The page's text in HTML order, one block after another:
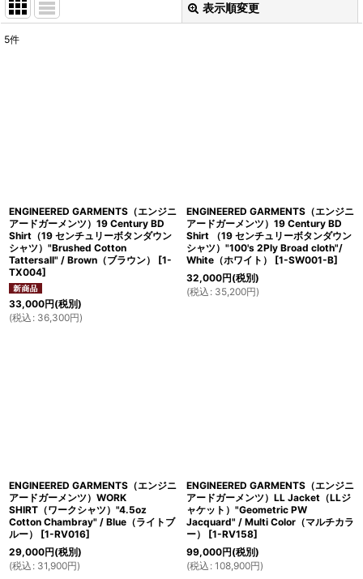
表示順変更
5件
ENGINEERED GARMENTS（エンジニ
アードガーメンツ）19 Century BD
Shirt（19 センチュリーボタンダウン
シャツ）"Brushed Cotton
Tattersall" / Brown（ブラウン）
[1-
TX004]
33,000円(税別)
(税込 : 36,300円)
ENGINEERED GARMENTS（エンジニ
アードガーメンツ）19 Century BD
Shirt （19 センチュリーボタンダウン
シャツ）"100's 2Ply Broad cloth"/
White（ホワイト）
[1-SW001-B]
32,000円(税別)
(税込 : 35,200円)
ENGINEERED GARMENTS（エンジニ
アードガーメンツ）WORK
SHIRT（ワークシャツ）"4.5oz
Cotton Chambray" / Blue（ライトブ
ルー）
[1-RV016]
29,000円(税別)
(税込 : 31,900円)
ENGINEERED GARMENTS（エンジニ
アードガーメンツ）LL Jacket（LLジ
ャケット）"Geometric PW
Jacquard" / Multi Color（マルチカラ
ー）
[1-RV158]
99,000円(税別)
(税込 : 108,900円)